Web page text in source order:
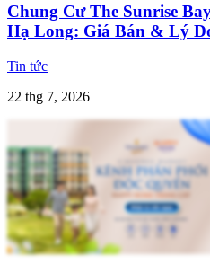
Chung Cư The Sunrise
Hạ Long: Giá Bán & Lý
Tin tức
22 thg 7, 2026